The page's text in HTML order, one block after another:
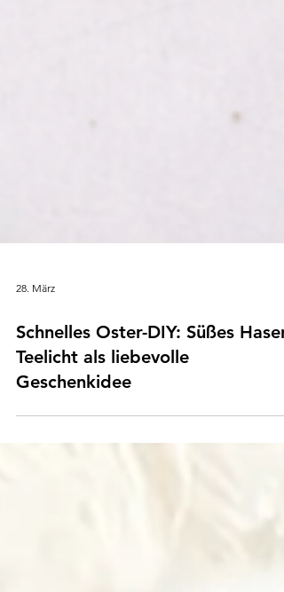
28. März
Schnelles Oster-DIY: Süßes Hasen-
Teelicht als liebevolle
Geschenkidee